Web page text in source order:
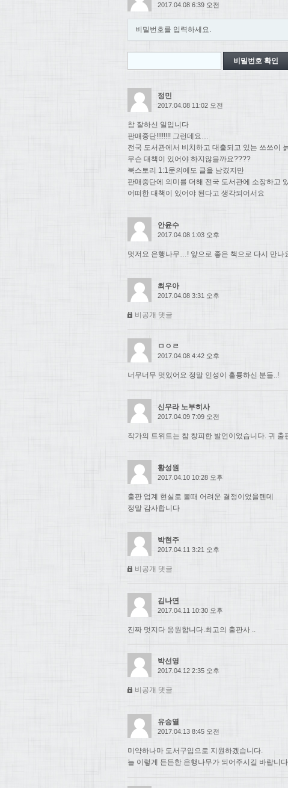
2017.04.08 6:39 오전
비밀번호를 입력하세요.
정민
2017.04.08 11:02 오전
참 잘하신 일입니다
판매중단!!!!!!!! 그런데요…
전국 도서관에서 비치하고 대출되고 있는 쓰쓰이
무슨 대책이 있어야 하지않을까요????
북스토리 1:1문의에도 글을 남겼지만
판매중단에 의미를 더해 전국 도서관에 소장하고
어떠한 대책이 있어야 된다고 생각되어서요
안윤수
2017.04.08 1:03 오후
멋저요 은행나무…! 앞으로 좋은 책으로 다시 만
최우아
2017.04.08 3:31 오후
비공개 댓글
ㅁㅇㄹ
2017.04.08 4:42 오후
너무너무 멋있어요 정말 인성이 훌륭하신 분들..!
신무라 노부히사
2017.04.09 7:09 오전
작가의 트위트는 참 창피한 발언이었습니다. 귀
황성원
2017.04.10 10:28 오후
출판 업계 현실로 볼때 어려운 결정이었을텐데
정말 감사합니다
박현주
2017.04.11 3:21 오후
비공개 댓글
김나연
2017.04.11 10:30 오후
진짜 멋지다 응원합니다.최고의 출판사 ..
박선영
2017.04.12 2:35 오후
비공개 댓글
유승열
2017.04.13 8:45 오전
미약하나마 도서구입으로 지원하겠습니다.
늘 이렇게 든든한 은행나무가 되어주시길 바랍니